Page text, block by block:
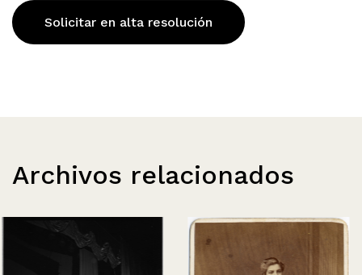
Solicitar en alta resolución
Archivos relacionados